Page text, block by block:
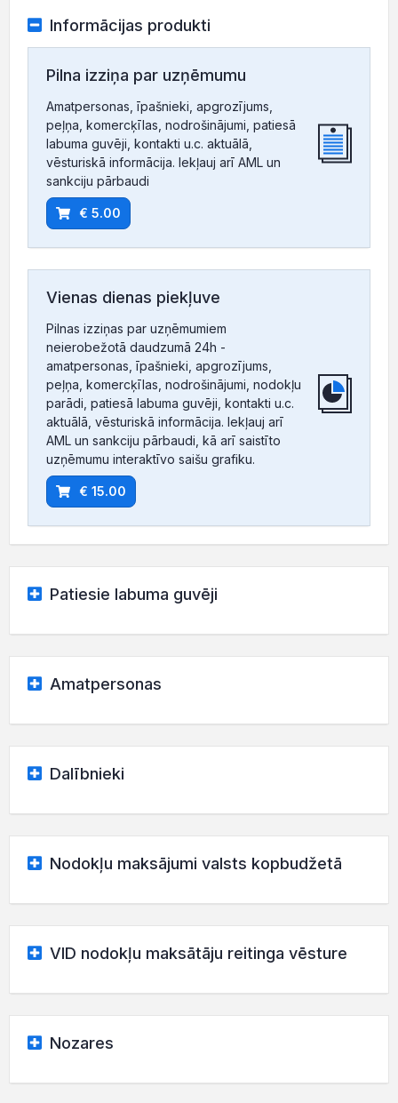
Informācijas produkti
Pilna izziņa par uzņēmumu
Amatpersonas, īpašnieki, apgrozījums,
peļņa, komercķīlas, nodrošinājumi, patiesā
labuma guvēji, kontakti u.c. aktuālā,
vēsturiskā informācija. Iekļauj arī AML un
sankciju pārbaudi
€ 5.00
Vienas dienas piekļuve
Pilnas izziņas par uzņēmumiem
neierobežotā daudzumā 24h -
amatpersonas, īpašnieki, apgrozījums,
peļņa, komercķīlas, nodrošinājumi, nodokļu
parādi, patiesā labuma guvēji, kontakti u.c.
aktuālā, vēsturiskā informācija. Iekļauj arī
AML un sankciju pārbaudi, kā arī saistīto
uzņēmumu interaktīvo saišu grafiku.
€ 15.00
Patiesie labuma guvēji
Amatpersonas
Dalībnieki
Nodokļu maksājumi valsts kopbudžetā
VID nodokļu maksātāju reitinga vēsture
Nozares